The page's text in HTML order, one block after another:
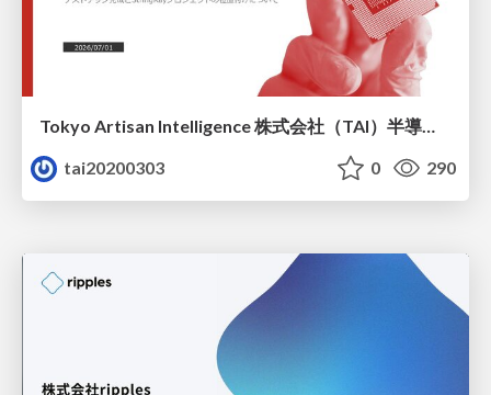
Tokyo Artisan Intelligence 株式会社（TAI）半導体戦略_最新版
tai20200303
0 290